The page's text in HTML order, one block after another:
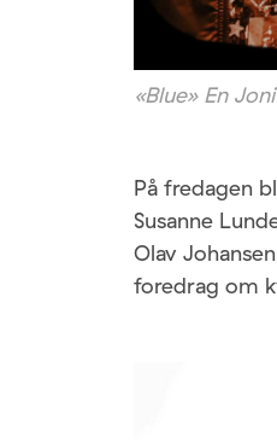
«Blue» En
På fredagen
Susanne
Olav
foredrag om